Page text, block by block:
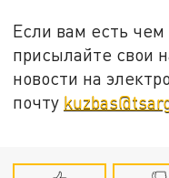
Если вам есть чем
присылайте свои
новости на
почту